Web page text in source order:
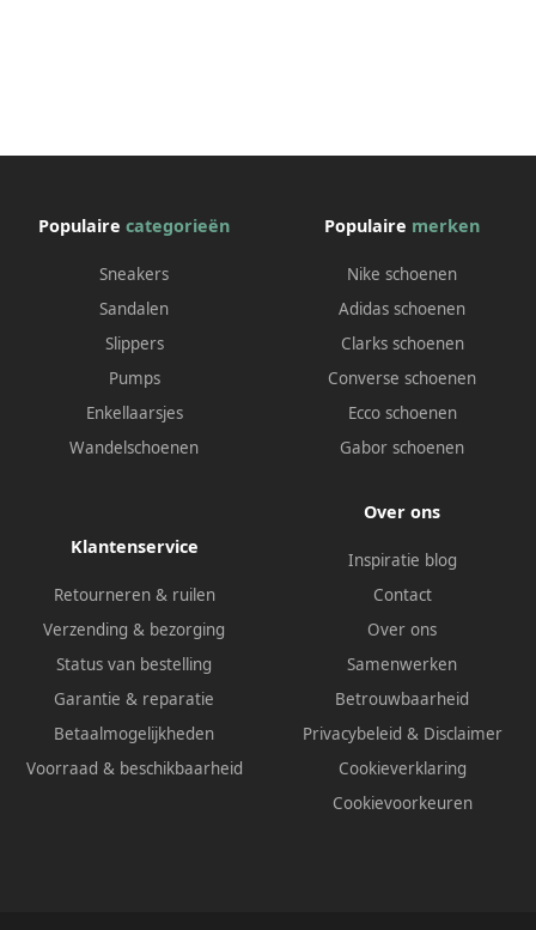
Populaire categorieën
Sneakers
Sandalen
Slippers
Pumps
Enkellaarsjes
Wandelschoenen
Populaire merken
Nike schoenen
Adidas schoenen
Clarks schoenen
Converse schoenen
Ecco schoenen
Gabor schoenen
Klantenservice
Retourneren & ruilen
Verzending & bezorging
Status van bestelling
Garantie & reparatie
Betaalmogelijkheden
Voorraad & beschikbaarheid
Over ons
Inspiratie blog
Contact
Over ons
Samenwerken
Betrouwbaarheid
Privacybeleid & Disclaimer
Cookieverklaring
Cookievoorkeuren